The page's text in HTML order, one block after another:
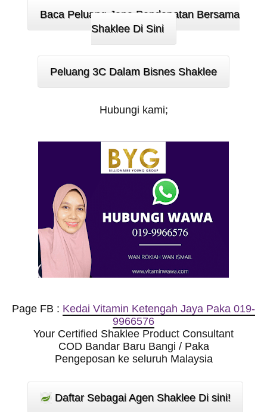
Baca Peluang Jana Pendapatan Bersama
Shaklee Di Sini
Peluang 3C Dalam Bisnes Shaklee
Hubungi kami;
Page FB : Kedai Vitamin Ketengah Jaya Paka 019-
9966576
Your Certified Shaklee Product Consultant
COD Bandar Baru Bangi / Paka
Pengeposan ke seluruh Malaysia
Daftar Sebagai Agen Shaklee Di sini!